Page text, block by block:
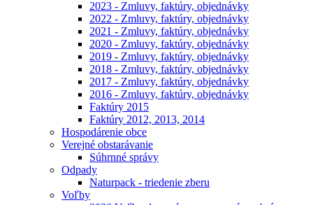
2023 - Zmluvy, faktúry, objednávky
2022 - Zmluvy, faktúry, objednávky
2021 - Zmluvy, faktúry, objednávky
2020 - Zmluvy, faktúry, objednávky
2019 - Zmluvy, faktúry, objednávky
2018 - Zmluvy, faktúry, objednávky
2017 - Zmluvy, faktúry, objednávky
2016 - Zmluvy, faktúry, objednávky
Faktúry 2015
Faktúry 2012, 2013, 2014
Hospodárenie obce
Verejné obstarávanie
Súhrnné správy
Odpady
Naturpack - triedenie zberu
Voľby